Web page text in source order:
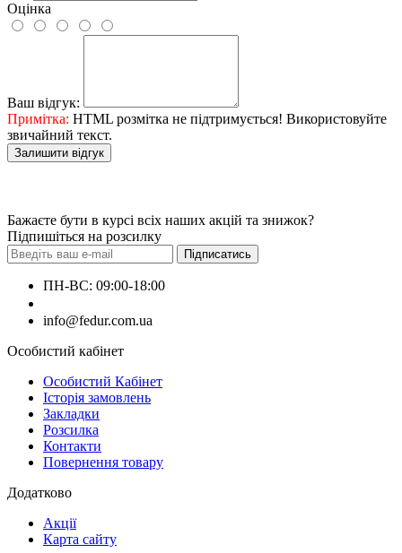
Оцінка
Ваш відгук:
Примітка: HTML розмітка не підтримується! Використовуйте
звичайний текст.
Залишити відгук
Бажаєте бути в курсі всіх наших акцій та знижок?
Підпишіться на розсилку
Підписатись
ПН-ВС: 09:00-18:00
info@fedur.com.ua
Особистий кабінет
Особистий Кабінет
Історія замовлень
Закладки
Розсилка
Контакти
Повернення товару
Додатково
Акції
Карта сайту